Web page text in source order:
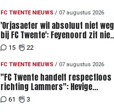
FC TWENTE NIEUWS / 07 augustus 2026
'Orjasaeter wil absoluut niet weg
bij FC Twente': Feyenoord zit niet
achter recordbod
15 22
FC TWENTE NIEUWS / 07 augustus 2026
"FC Twente handelt respectloos
richting Lammers": Hevige
discussie rondom degradatie tot
derde spits
61 3